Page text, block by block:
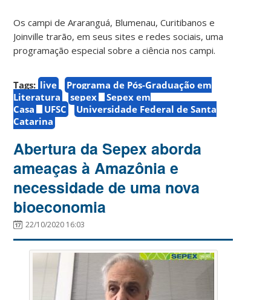
Os campi de Araranguá, Blumenau, Curitibanos e
Joinville trarão, em seus sites e redes sociais, uma
programação especial sobre a ciência nos campi.
Tags: live
Programa de Pós-Graduação em
Literatura
sepex
Sepex em
Casa
UFSC
Universidade Federal de Santa
Catarina
Abertura da Sepex aborda
ameaças à Amazônia e
necessidade de uma nova
bioeconomia
22/10/2020 16:03